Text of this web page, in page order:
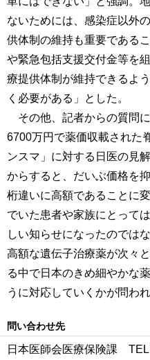
ないためには、感染症以外
供体制の維持も重要である
や緊急包括支援交付金等を
療提供体制が維持できるよ
く必要がある」とした。
その他、記者からの質問
6700万円で薬価収載された
ンスマ」に対する日医の見
からすると、だいぶ価格を
桁違いに高額であることに
でいた患者や家族にとって
しい知らせになったのでは
高額な遺伝子治療薬が次々
る中で日本のきめ細やかな
うに対応していくかが問わ
問い合わせ先
日本医師会医療保険課